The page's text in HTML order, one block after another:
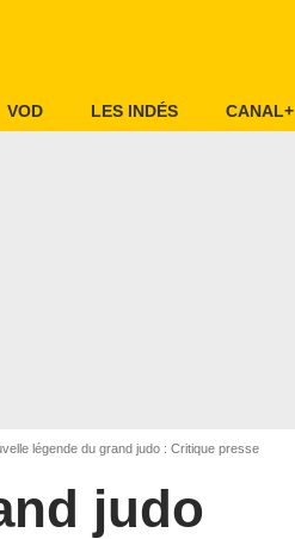
VOD LES INDÉS CANAL+
légende du grand judo : Critique presse
judo